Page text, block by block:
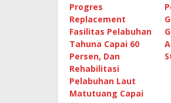
Progres
Replacement
Fasilitas Pelabuhan
Tahuna Capai 60
Persen, Dan
Rehabilitasi
Pelabuhan Laut
Matutuang Capai